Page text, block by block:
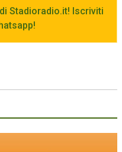
Stadioradio.it! Iscriviti